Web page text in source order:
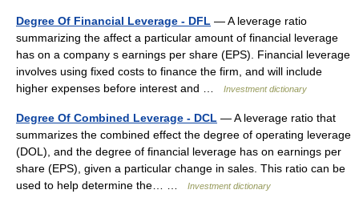
Degree Of Financial Leverage - DFL — A leverage ratio
summarizing the affect a particular amount of financial leverage
has on a company s earnings per share (EPS). Financial leverage
involves using fixed costs to finance the firm, and will include
higher expenses before interest and …
Investment dictionary
Degree Of Combined Leverage - DCL — A leverage ratio that
summarizes the combined effect the degree of operating leverage
(DOL), and the degree of financial leverage has on earnings per
share (EPS), given a particular change in sales. This ratio can be
used to help determine the… …
Investment dictionary